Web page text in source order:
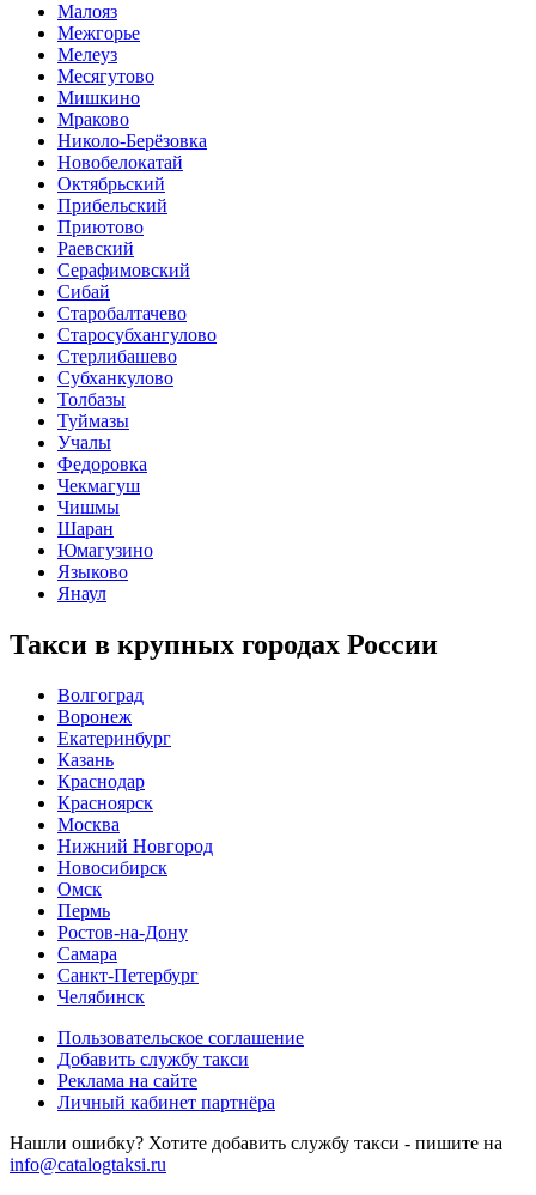
Малояз
Межгорье
Мелеуз
Месягутово
Мишкино
Мраково
Николо-Берёзовка
Новобелокатай
Октябрьский
Прибельский
Приютово
Раевский
Серафимовский
Сибай
Старобалтачево
Старосубхангулово
Стерлибашево
Субханкулово
Толбазы
Туймазы
Учалы
Федоровка
Чекмагуш
Чишмы
Шаран
Юмагузино
Языково
Янаул
Такси в крупных городах России
Волгоград
Воронеж
Екатеринбург
Казань
Краснодар
Красноярск
Москва
Нижний Новгород
Новосибирск
Омск
Пермь
Ростов-на-Дону
Самара
Санкт-Петербург
Челябинск
Пользовательское соглашение
Добавить службу такси
Реклама на сайте
Личный кабинет партнёра
Нашли ошибку? Хотите добавить службу такси - пишите на
info@catalogtaksi.ru